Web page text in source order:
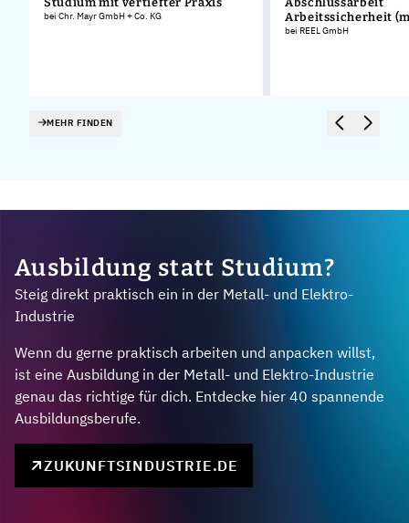
bei Chr. Mayr GmbH + Co. KG
Arbeitssicherheit
bei REEL GmbH
MEHR FINDEN
Ausbildung statt Studium?
Steig direkt praktisch ein in der Metall- und Elektro-
Industrie
Wenn du gerne praktisch arbeiten und anpacken willst,
ist eine Ausbildung in der Metall- und Elektro-Industrie
genau das richtige für dich. Entdecke hier 40 spannende
Ausbildungsberufe.
ZUKUNFTSINDUSTRIE.DE